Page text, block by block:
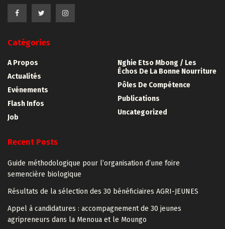
Catégories
A Propos
Actualités
Evénements
Flash Infos
Job
Nghie Etso Mbong / Les
Échos De La Bonne Nourriture
Pôles De Compétence
Publications
Uncategorized
Recent Posts
Guide méthodologique pour l’organisation d’une foire
semencière biologique
Résultats de la sélection des 30 bénéficiaires AGRI-JEUNES
Appel à candidatures : accompagnement de 30 jeunes
agripreneurs dans la Menoua et le Moungo